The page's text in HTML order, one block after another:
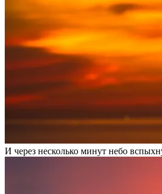
И через несколько минут небо